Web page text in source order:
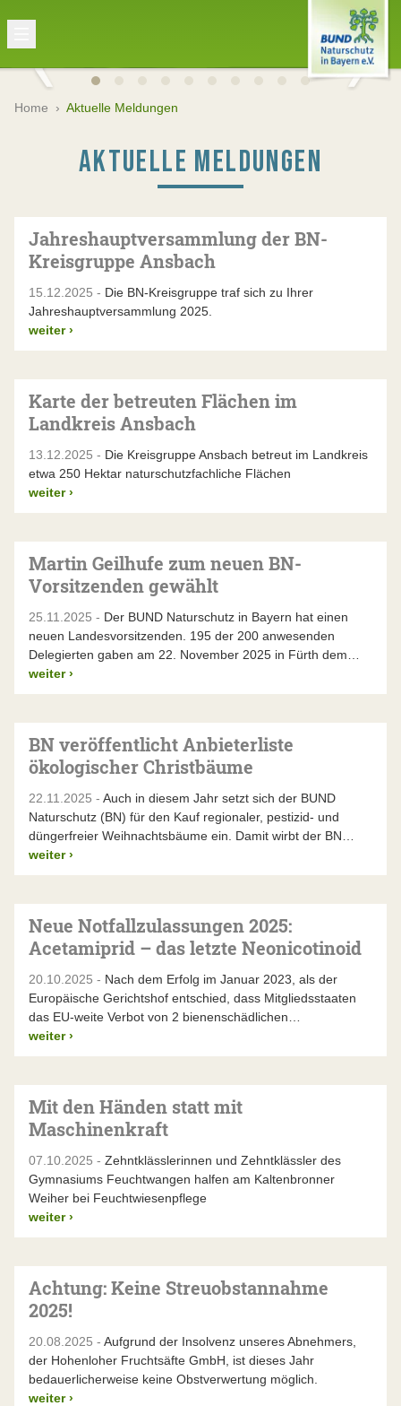
Home › Aktuelle Meldungen
AKTUELLE MELDUNGEN
Jahreshauptversammlung der BN-
Kreisgruppe Ansbach
15.12.2025 - Die BN-Kreisgruppe traf sich zu Ihrer
Jahreshauptversammlung 2025.
weiter ›
Karte der betreuten Flächen im
Landkreis Ansbach
13.12.2025 - Die Kreisgruppe Ansbach betreut im Landkreis
etwa 250 Hektar naturschutzfachliche Flächen
weiter ›
Martin Geilhufe zum neuen BN-
Vorsitzenden gewählt
25.11.2025 - Der BUND Naturschutz in Bayern hat einen
neuen Landesvorsitzenden. 195 der 200 anwesenden
Delegierten gaben am 22. November 2025 in Fürth dem…
weiter ›
BN veröffentlicht Anbieterliste
ökologischer Christbäume
22.11.2025 - Auch in diesem Jahr setzt sich der BUND
Naturschutz (BN) für den Kauf regionaler, pestizid- und
düngerfreier Weihnachtsbäume ein. Damit wirbt der BN…
weiter ›
Neue Notfallzulassungen 2025:
Acetamiprid – das letzte Neonicotinoid
20.10.2025 - Nach dem Erfolg im Januar 2023, als der
Europäische Gerichtshof entschied, dass Mitgliedsstaaten
das EU-weite Verbot von 2 bienenschädlichen…
weiter ›
Mit den Händen statt mit
Maschinenkraft
07.10.2025 - Zehntklässlerinnen und Zehntklässler des
Gymnasiums Feuchtwangen halfen am Kaltenbronner
Weiher bei Feuchtwiesenpflege
weiter ›
Achtung: Keine Streuobstannahme
2025!
20.08.2025 - Aufgrund der Insolvenz unseres Abnehmers,
der Hohenloher Fruchtsäfte GmbH, ist dieses Jahr
bedauerlicherweise keine Obstverwertung möglich.
weiter ›